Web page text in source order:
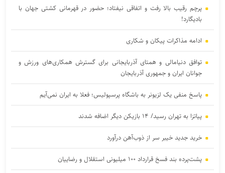
پرچم رقیب بالا رفت و اتفاقی نیفتاد؛ حضور در قهرمانی کشتی جهان با
بادیگارد!
ادامه مذاکرات پیکان و شکاری
توافق دنیامالی و همتای آذربایجانی برای گسترش همکاری‌های ورزش و
جوانان ایران و جمهوری آذربایجان
پاسخ منفی یک لزیونر به باشگاه پرسپولیس؛ فعلا به ایران نمی‌آیم
پیاتزا به تهران رسید/ ۱۴ بازیکن دیگر اضافه شدند
خرید جدید خیبر سر از ذوب‌آهن درآورد
پشت‌پرده بند فسخ قرارداد ۱۰۰ میلیونی استقلال و رضاییان